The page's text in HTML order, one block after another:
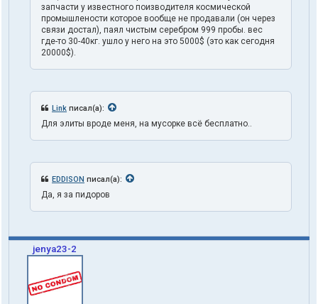
запчасти у известного поизводителя космической
промышлености которое вообще не продавали (он через
связи достал), паял чистым серебром 999 пробы. вес
где-то 30-40кг. ушло у него на это 5000$ (это как сегодня
20000$).
Link писал(а):
Для элиты вроде меня, на мусорке всё бесплатно..
EDDISON писал(а):
Да, я за пидоров
jenya23-2